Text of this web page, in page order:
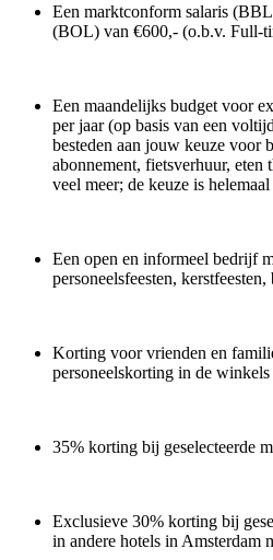
Een marktconform salaris
(BOL) van €600,- (o.b.v. Full-
Een maandelijks budget voor
per jaar (op basis van een
besteden aan jouw keuze voor
abonnement, fietsverhuur, eten
veel meer; de keuze is
Een open en informeel bedrijf
personeelsfeesten,
Korting voor vrienden en
personeelskorting in de winkels
35% korting bij geselecteerde
Exclusieve 30% korting bij
in andere hotels in Amsterdam